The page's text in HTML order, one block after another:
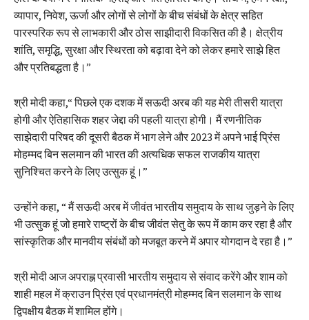
व्यापार, निवेश, ऊर्जा और लोगों से लोगों के बीच संबंधों के क्षेत्र सहित
पारस्परिक रूप से लाभकारी और ठोस साझीदारी विकसित की है। क्षेत्रीय
शांति, समृद्धि, सुरक्षा और स्थिरता को बढ़ावा देने को लेकर हमारे साझे हित
और प्रतिबद्धता है।”
श्री मोदी कहा,“ पिछले एक दशक में सऊदी अरब की यह मेरी तीसरी यात्रा
होगी और ऐतिहासिक शहर जेद्दा की पहली यात्रा होगी। मैं रणनीतिक
साझेदारी परिषद की दूसरी बैठक में भाग लेने और 2023 में अपने भाई प्रिंस
मोहम्मद बिन सलमान की भारत की अत्यधिक सफल राजकीय यात्रा
सुनिश्चित करने के लिए उत्सुक हूं।”
उन्होंने कहा, “ मैं सऊदी अरब में जीवंत भारतीय समुदाय के साथ जुड़ने के लिए
भी उत्सुक हूं जो हमारे राष्ट्रों के बीच जीवंत सेतु के रूप में काम कर रहा है और
सांस्कृतिक और मानवीय संबंधों को मजबूत करने में अपार योगदान दे रहा है।”
श्री मोदी आज अपराह्न प्रवासी भारतीय समुदाय से संवाद करेंगे और शाम को
शाही महल में क्राउन प्रिंस एवं प्रधानमंत्री मोहम्मद बिन सलमान के साथ
द्विपक्षीय बैठक में शामिल होंगे।